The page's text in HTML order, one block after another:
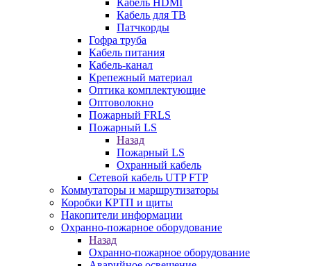
Кабель для ТВ
Патчкорды
Гофра труба
Кабель питания
Кабель-канал
Крепежный материал
Оптика комплектующие
Оптоволокно
Пожарный FRLS
Пожарный LS
Назад
Пожарный LS
Охранный кабель
Сетевой кабель UTP FTP
Коммутаторы и маршрутизаторы
Коробки КРТП и щиты
Накопители информации
Охранно-пожарное оборудование
Назад
Охранно-пожарное оборудование